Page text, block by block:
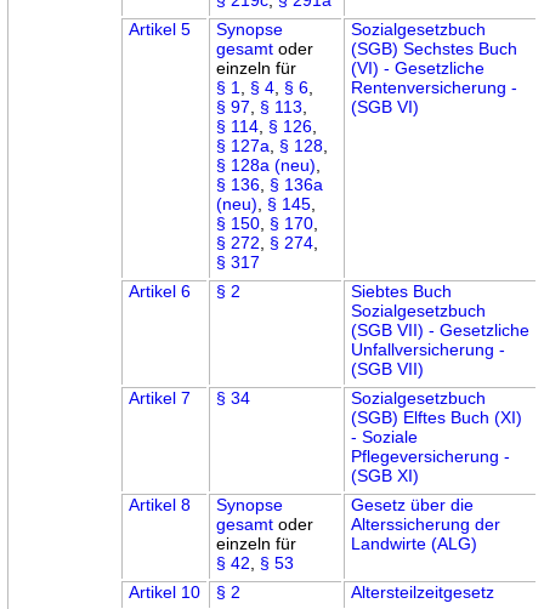
Artikel 5
Synopse
gesamt oder
einzeln für
§ 1
§ 4 § 6
§ 97
§ 113
§ 114 § 126
§ 127a
§ 128
§ 128a (neu)
§ 136 § 136a
(neu)
§ 145
§ 150 § 170
§ 272
§ 274
§ 317
Sozialgesetzbuch
(SGB) Sechstes Buch
(VI) - Gesetzliche
Rentenversicherung -
(SGB VI)
Artikel 6 § 2
Siebtes Buch
Sozialgesetzbuch
(SGB VII) - Gesetzliche
Unfallversicherung -
(SGB VII)
Artikel 7
§ 34
Sozialgesetzbuch
(SGB) Elftes Buch (XI)
- Soziale
Pflegeversicherung -
(SGB XI)
Artikel 8
Synopse
gesamt oder
einzeln für
§ 42
§ 53
Gesetz über die
Alterssicherung der
Landwirte (ALG)
Artikel 10 § 2
Altersteilzeitgesetz